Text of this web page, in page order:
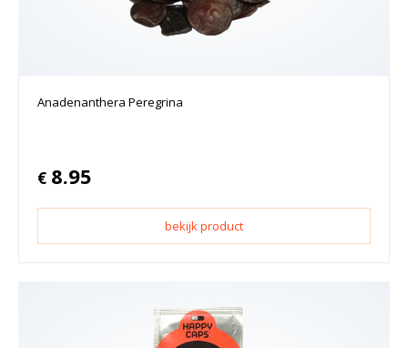
Anadenanthera Peregrina
€ 8.95
bekijk product